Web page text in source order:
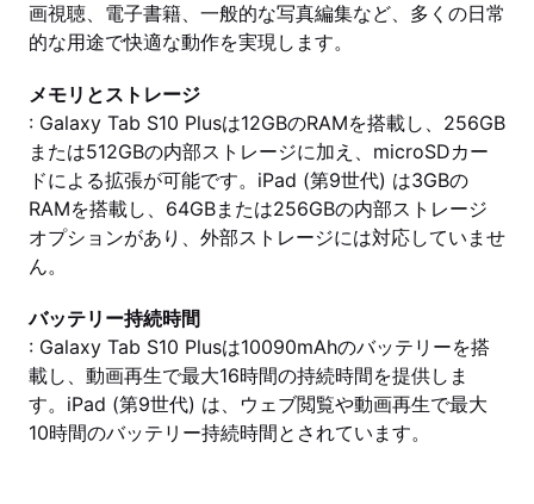
画視聴、電子書籍、一般的な写真編集など、多くの日常
的な用途で快適な動作を実現します。
メモリとストレージ
: Galaxy Tab S10 Plusは12GBのRAMを搭載し、256GB
または512GBの内部ストレージに加え、microSDカー
ドによる拡張が可能です。iPad (第9世代) は3GBの
RAMを搭載し、64GBまたは256GBの内部ストレージ
オプションがあり、外部ストレージには対応していませ
ん。
バッテリー持続時間
: Galaxy Tab S10 Plusは10090mAhのバッテリーを搭
載し、動画再生で最大16時間の持続時間を提供しま
す。iPad (第9世代) は、ウェブ閲覧や動画再生で最大
10時間のバッテリー持続時間とされています。